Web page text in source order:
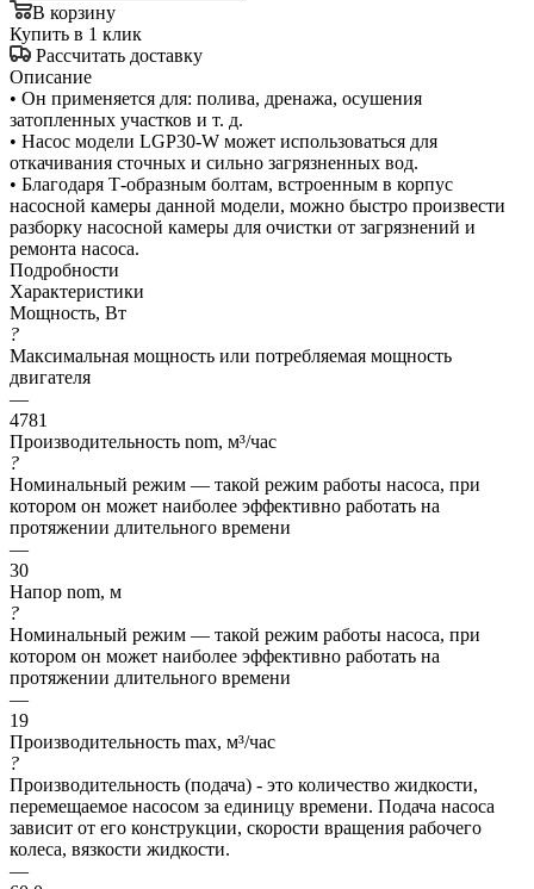
В корзину
Купить в 1 клик
Рассчитать доставку
Описание
• Он применяется для: полива, дренажа, осушения
затопленных участков и т. д.
• Насос модели LGP30-W может использоваться для
откачивания сточных и сильно загрязненных вод.
• Благодаря Т-образным болтам, встроенным в корпус
насосной камеры данной модели, можно быстро произвести
разборку насосной камеры для очистки от загрязнений и
ремонта насоса.
Подробности
Характеристики
Мощность, Вт
?
Максимальная мощность или потребляемая мощность
двигателя
—
4781
Производительность nom, м³/час
?
Номинальный режим — такой режим работы насоса, при
котором он может наиболее эффективно работать на
протяжении длительного времени
—
30
Напор nom, м
?
Номинальный режим — такой режим работы насоса, при
котором он может наиболее эффективно работать на
протяжении длительного времени
—
19
Производительность max, м³/час
?
Производительность (подача) - это количество жидкости,
перемещаемое насосом за единицу времени. Подача насоса
зависит от его конструкции, скорости вращения рабочего
колеса, вязкости жидкости.
—